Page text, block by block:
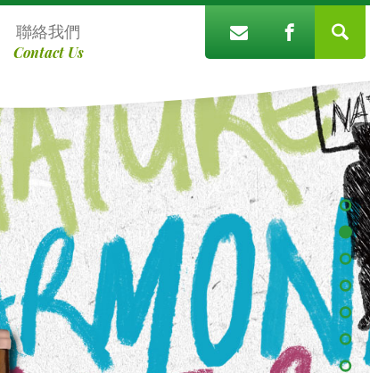
聯絡我們
Contact Us